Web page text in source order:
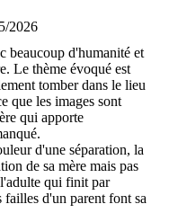
2026
beaucoup d'humanité et
Le thème évoqué est
tomber dans le lieu
que les images sont
qui apporte
d'une séparation, la
de sa mère mais pas
qui finit par
d'un parent font sa